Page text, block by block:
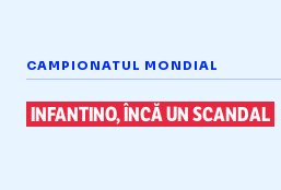
CAMPIONATUL MONDIAL
INFANTINO, ÎNCĂ UN SCANDAL